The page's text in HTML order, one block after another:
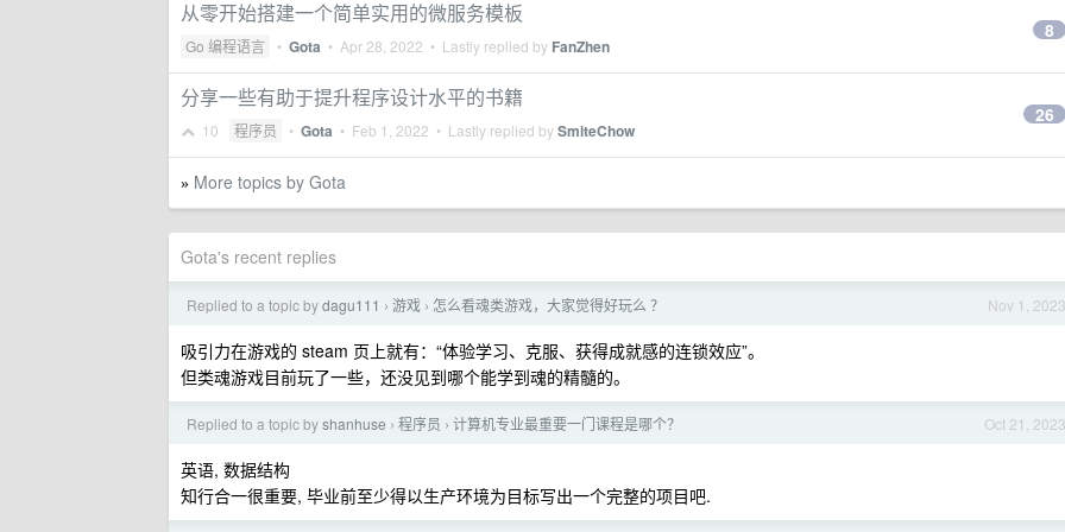
从零开始搭建一个简单实用的微服务模板
Go 编程语言 • Gota • Apr 28, 2022 • Lastly replied by FanZhen
8
分享一些有助于提升程序设计水平的书籍
10 程序员 • Gota • Feb 1, 2022 • Lastly replied bySmiteChow
26
» More topics by Gota
Gota's recent replies
Nov 1, 2023
Replied to a topic bydagu111 › 游戏 › 怎么看魂类游戏，大家觉得好玩么 ？
吸引力在游戏的 steam 页上就有：“体验学习、克服、获得成就感的连锁效应”。
但类魂游戏目前玩了一些，还没见到哪个能学到魂的精髓的。
Oct 21, 2023
Replied to a topic byshanhuse › 程序员 › 计算机专业最重要一门课程是哪个？
英语, 数据结构
知行合一很重要, 毕业前至少得以生产环境为目标写出一个完整的项目吧.